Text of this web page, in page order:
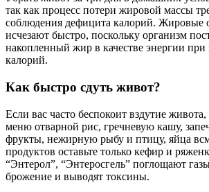
так как процесс потери жировой массы
соблюдения дефицита калорий. Жировые
исчезают быстро, поскольку организм
накопленный жир в качестве энергии при
калорий.
Как быстро сдуть живот?
Если вас часто беспокоит вздутие
меню отварной рис, гречневую кашу,
фрукты, нежирную рыбу и птицу, яйца
продуктов оставьте только кефир и
“Энтерол”, “Энтеросгель” поглощают
брожение и выводят токсины.